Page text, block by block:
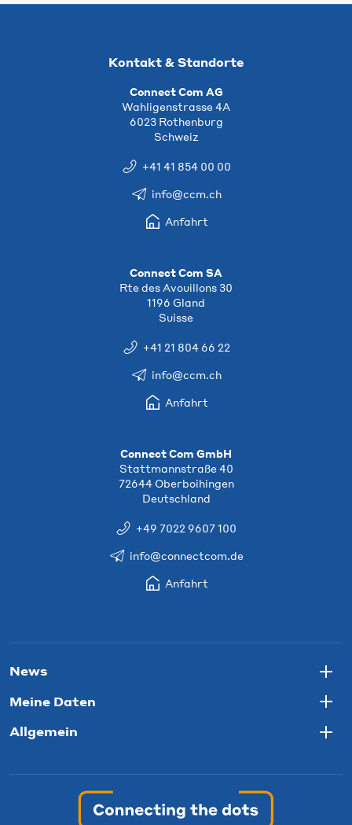
Kontakt & Standorte
Connect Com AG
Wahligenstrasse 4A
6023 Rothenburg
Schweiz
+41 41 854 00 00
info@ccm.ch
Anfahrt
Connect Com SA
Rte des Avouillons 30
1196 Gland
Suisse
+41 21 804 66 22
info@ccm.ch
Anfahrt
Connect Com GmbH
Stattmannstraße 40
72644 Oberboihingen
Deutschland
+49 7022 9607 100
info@connectcom.de
Anfahrt
News
Meine Daten
Allgemein